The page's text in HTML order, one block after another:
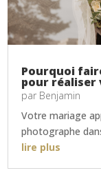
Pourquoi
pour réaliser
par Benjamin
Votre mariage
photographe
lire plus